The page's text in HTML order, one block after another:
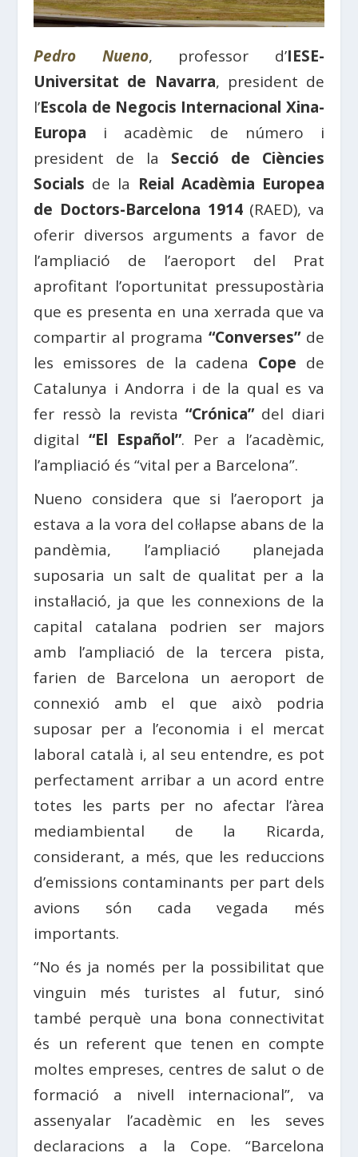
Pedro Nueno, professor d’IESE-
Universitat de Navarra, president de
l’Escola de Negocis Internacional Xina-
Europa i acadèmic de número i
president de la Secció de Ciències
Socials de la Reial Acadèmia Europea
de Doctors-Barcelona 1914(RAED), va
oferir diversos arguments a favor de
l’ampliació de l’aeroport del Prat
aprofitant l’oportunitat pressupostària
que es presenta en una xerrada que va
compartir al programa “Converses”de
les emissores de la cadena Cope de
Catalunya i Andorra i de la qual es va
fer ressò la revista “Crónica” del diari
digital “El Español”. Per a l’acadèmic,
l’ampliació és “vital per a Barcelona”.
Nueno considera que si l’aeroport ja
estava a la vora del col·lapse abans de la
pandèmia, l’ampliació planejada
suposaria un salt de qualitat per a la
instal·lació, ja que les connexions de la
capital catalana podrien ser majors
amb l’ampliació de la tercera pista,
farien de Barcelona un aeroport de
connexió amb el que això podria
suposar per a l’economia i el mercat
laboral català i, al seu entendre, es pot
perfectament arribar a un acord entre
totes les parts per no afectar l’àrea
mediambiental de la Ricarda,
considerant, a més, que les reduccions
d’emissions contaminants per part dels
avions són cada vegada més
importants.
“No és ja només per la possibilitat que
vinguin més turistes al futur, sinó
també perquè una bona connectivitat
és un referent que tenen en compte
moltes empreses, centres de salut o de
formació a nivell internacional”, va
assenyalar l’acadèmic en les seves
declaracions a la Cope. “Barcelona